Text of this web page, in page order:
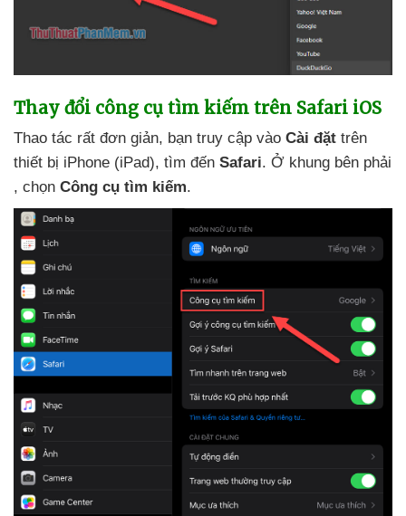
Thay đổi công cụ tìm kiếm trên Safari iOS
Thao tác rất đơn giản, bạn truy cập vào Cài đặt trên
thiết bị iPhone (iPad), tìm đến Safari. Ở khung bên phải
, chọn Công cụ tìm kiếm.